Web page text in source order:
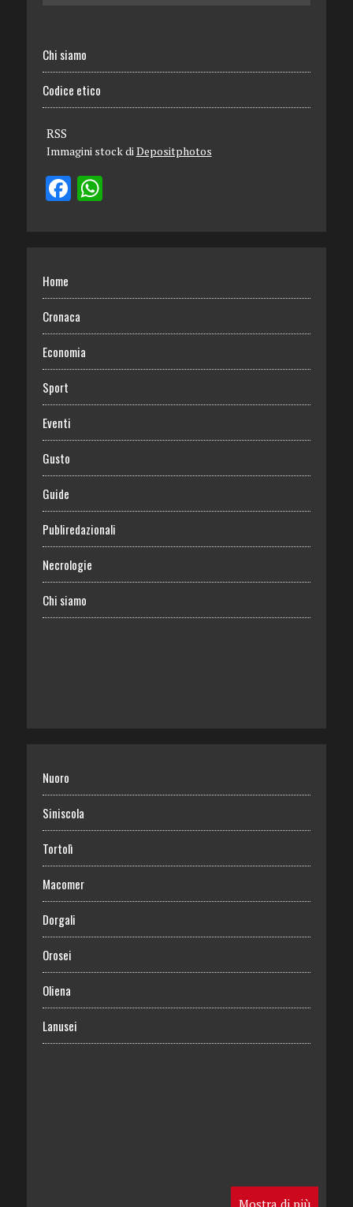
Chi siamo
Codice etico
RSS
Immagini stock di Depositphotos
Home
Cronaca
Economia
Sport
Eventi
Gusto
Guide
Publiredazionali
Necrologie
Chi siamo
Nuoro
Siniscola
Tortolì
Macomer
Dorgali
Orosei
Oliena
Lanusei
Mostra di più